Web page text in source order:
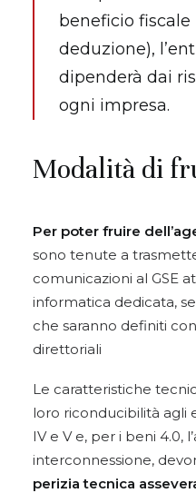
beneficio
deduzione),
dipenderà dai
ogni impresa.
Modalità di
Per poter fruire
sono tenute a
comunicazioni al GSE
informatica dedicata,
che saranno definiti
direttoriali
Le caratteristiche
loro riconducibilità agli
IV e V e, per i beni 4.0,
interconnessione,
perizia tecnica